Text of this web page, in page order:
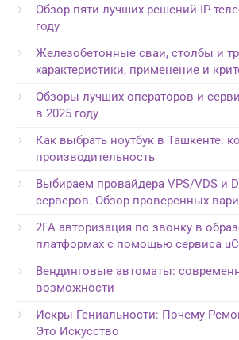
Обзор пяти лучших решений IP-
году
Железобетонные сваи, столбы и
характеристики, применение и
Обзоры лучших операторов и
в 2025 году
Как выбрать ноутбук в Ташкенте:
производительность
Выбираем провайдера VPS/VDS и
серверов. Обзор проверенных
2FA авторизация по звонку в
платформах с помощью сервиса
Вендинговые автоматы:
возможности
Искры Гениальности: Почему
Это Искусство